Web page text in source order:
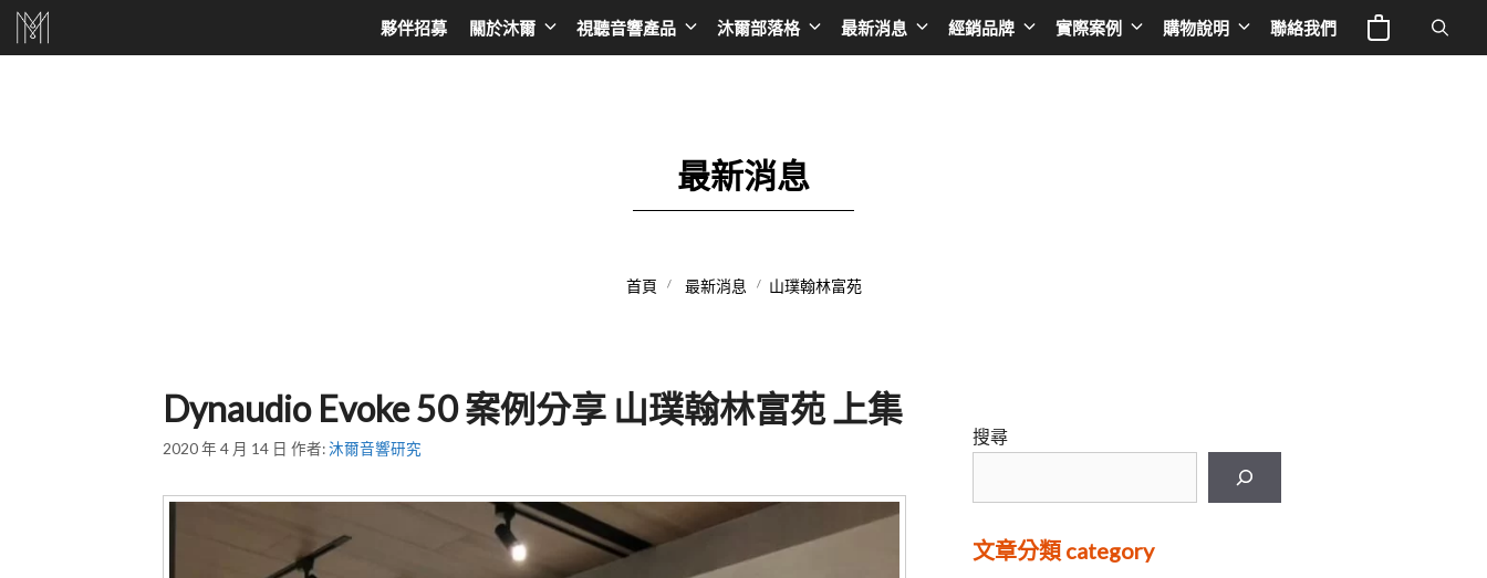
夥伴招募 關於沐爾 視聽音響產品
環繞喇叭
戶外喇叭
黑膠唱盤
卡拉OK點歌機
沐爾部落格 最新消息 經銷品牌
日本 SONY
日本 ONKYO
韓國 SAMSUNG 台灣金嗓
台灣VIVIFY
德國 T+A
實際案例 購物說明 聯絡我們
最新消息
首頁 最新消息 山璞翰林富苑
Dynaudio Evoke 50 案例分享 山璞翰林富苑 上集
2020 年 4 月 14 日 作者:沐爾音響研究
搜尋
文章分類 category